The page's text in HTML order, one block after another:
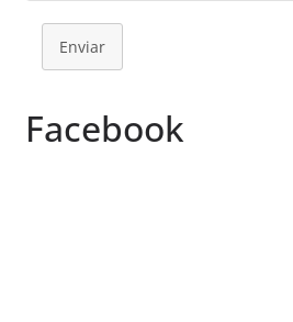
Enviar
Facebook